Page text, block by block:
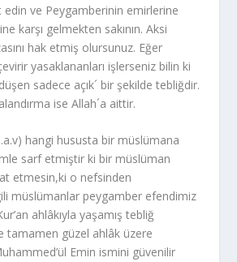
edin ve Peygamberinin emirlerine
karşı gelmekten sakının. Aksi
hak etmiş olursunuz. Eğer
yasaklananları işlerseniz bilin ki
sadece açık´ bir şekilde tebliğdir.
ise Allah´a aittir.
hangi hususta bir müslümana
sarf etmiştir ki bir müslüman
etmesin,ki o nefsinden
müslümanlar peygamber efendimiz
ahlâkıyla yaşamış tebliğ
tamamen güzel ahlâk üzere
Emin ismini güvenilir